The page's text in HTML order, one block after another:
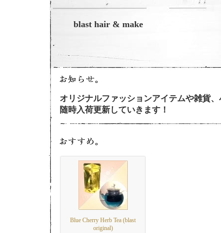
blast hair & make
オリジナルファッションアイテムや雑貨
随時入荷更新していきます！
Blue Cherry Herb Tea (blast
original)